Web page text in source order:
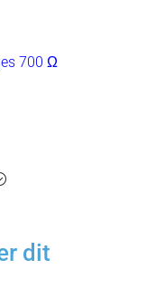
700 Ω
dit